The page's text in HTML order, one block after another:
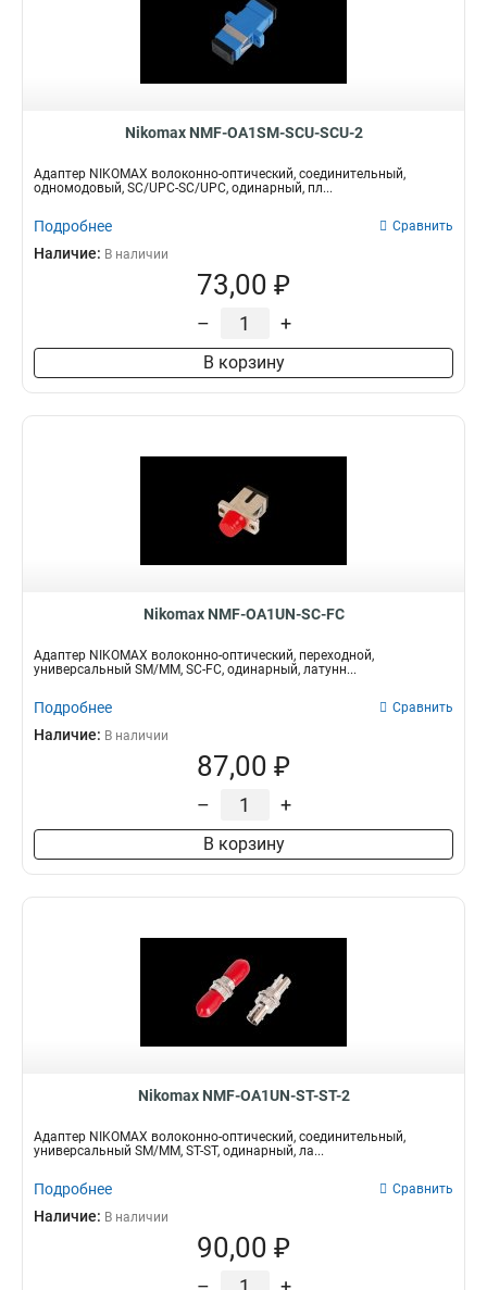
Nikomax NMF-OA1SM-SCU-SCU-2
Адаптер NIKOMAX волоконно-оптический, соединительный,
одномодовый, SC/UPC-SC/UPC, одинарный, пл...
Подробнее Сравнить
Наличие: В наличии
73,00 ₽
– +
В корзину
Nikomax NMF-OA1UN-SC-FC
Адаптер NIKOMAX волоконно-оптический, переходной,
универсальный SM/MM, SC-FC, одинарный, латунн...
Подробнее Сравнить
Наличие: В наличии
87,00 ₽
– +
В корзину
Nikomax NMF-OA1UN-ST-ST-2
Адаптер NIKOMAX волоконно-оптический, соединительный,
универсальный SM/MM, ST-ST, одинарный, ла...
Подробнее Сравнить
Наличие: В наличии
90,00 ₽